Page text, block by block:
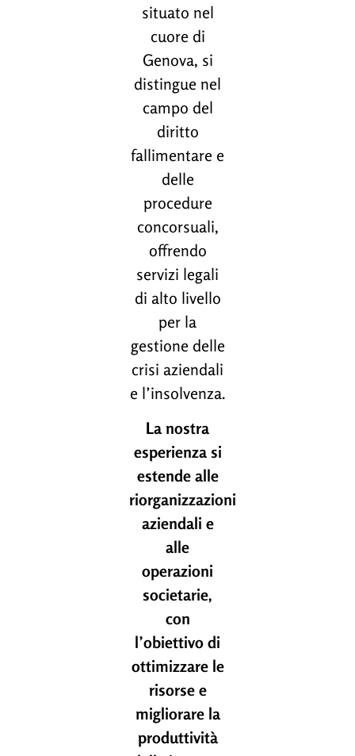
situato nel
cuore di
Genova, si
distingue nel
campo del
diritto
fallimentare e
delle
procedure
concorsuali,
offrendo
servizi legali
di alto livello
per la
gestione delle
crisi aziendali
e l’insolvenza.
La nostra
esperienza si
estende alle
riorganizzazioni
aziendali e
alle
operazioni
societarie,
con
l’obiettivo di
ottimizzare le
risorse e
migliorare la
produttività